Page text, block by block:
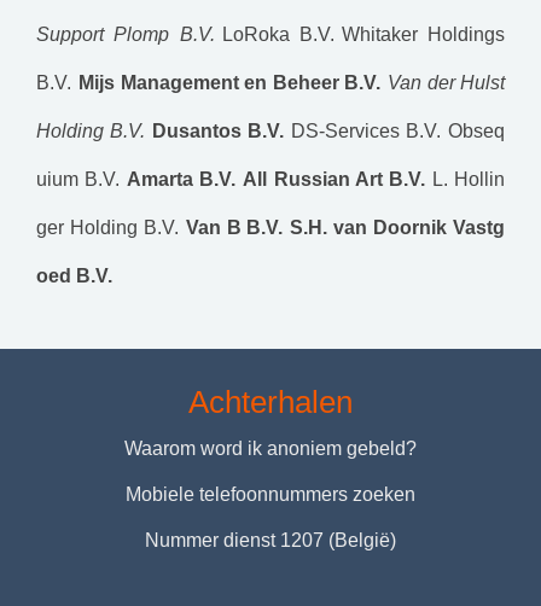
Support Plomp B.V. LoRoka B.V. Whitaker Holdings
B.V. Mijs Management en Beheer B.V. Van der Hulst
Holding B.V. Dusantos B.V. DS-Services B.V. Obseq
uium B.V. Amarta B.V. All Russian Art B.V. L. Hollin
ger Holding B.V. Van B B.V. S.H. van Doornik Vastg
oed B.V.
Achterhalen
Waarom word ik anoniem gebeld?
Mobiele telefoonnummers zoeken
Nummer dienst 1207 (België)